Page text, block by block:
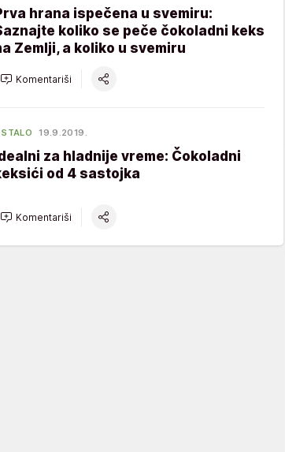
hrana ispečena u svemiru:
koliko se peče čokoladni keks
Zemlji, a koliko u svemiru
Komentariši
19.9.2019.
za hladnije vreme: Čokoladni
od 4 sastojka
Komentariši